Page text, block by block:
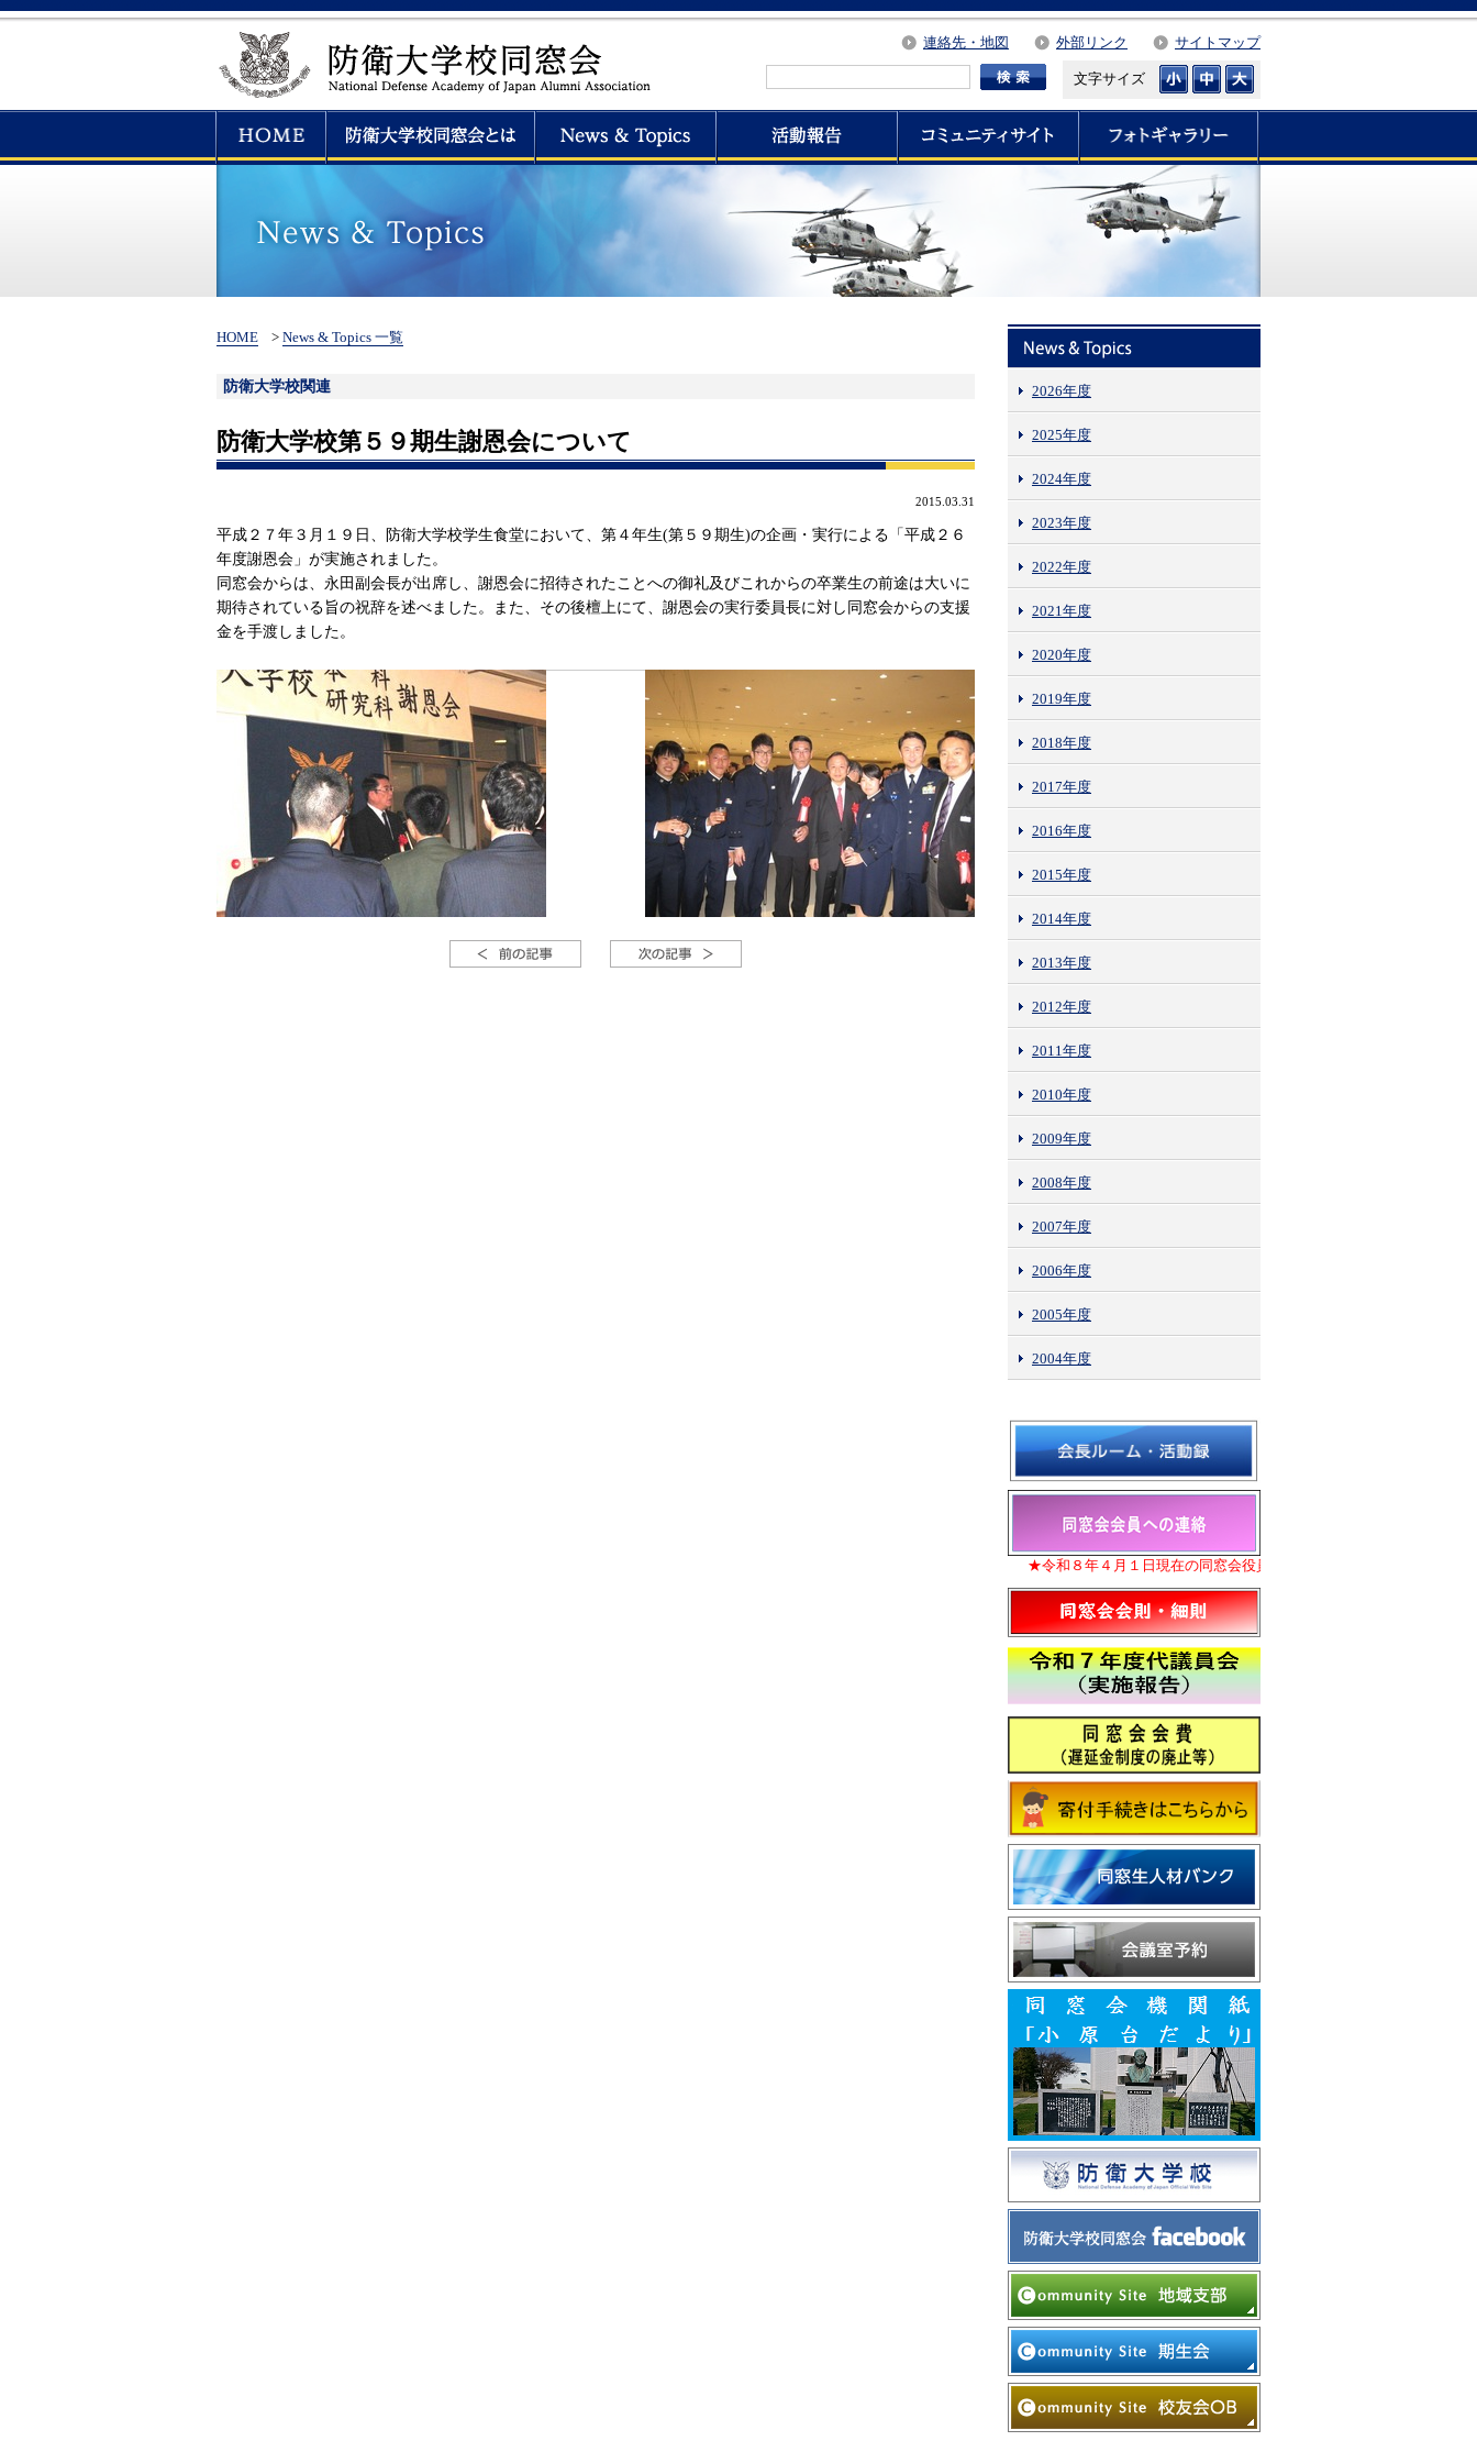
連絡先・地図 外部リンク サイトマップ
文字サイズ
HOME > News & Topics 一覧
防衛大学校関連
防衛大学校第５９期生謝恩会について
2015.03.31
平成２７年３月１９日、防衛大学校学生食堂において、第４年生(第５９期生)の企画・実行による「平成２６
年度謝恩会」が実施されました。
同窓会からは、永田副会長が出席し、謝恩会に招待されたことへの御礼及びこれからの卒業生の前途は大いに
期待されている旨の祝辞を述べました。また、その後檀上にて、謝恩会の実行委員長に対し同窓会からの支援
金を手渡しました。
2026年度
2025年度
2024年度
2023年度
2022年度
2021年度
2020年度
2019年度
2018年度
2017年度
2016年度
2015年度
2014年度
2013年度
2012年度
2011年度
2010年度
2009年度
2008年度
2007年度
2006年度
2005年度
2004年度
★令和８年４月１日現在の同窓会役員名簿を更新いたしました。